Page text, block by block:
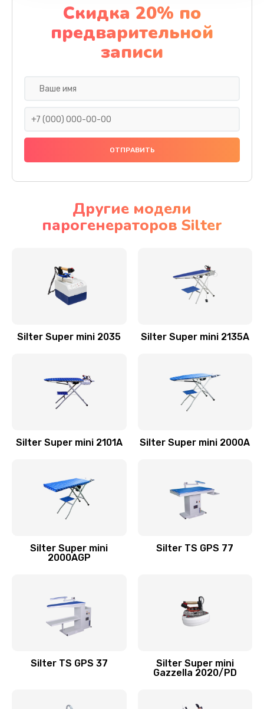
Скидка 20% по
предварительной
записи
Другие модели
парогенераторов Silter
Silter Super mini 2035 Silter Super mini 2135A
Silter Super mini 2101А Silter Super mini 2000А
Silter Super mini
2000АGP
Silter TS GPS 77
Silter TS GPS 37
Silter Super mini
Gazzella 2020/PD